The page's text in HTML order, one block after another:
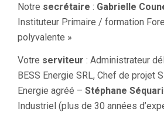
Notre secrétaire : Gabrielle
Instituteur Primaire / formation
polyvalente »
Votre serviteur : Administrateur
BESS Energie SRL, Chef de projet
Energie agréé – Stéphane
Industriel (plus de 30 années